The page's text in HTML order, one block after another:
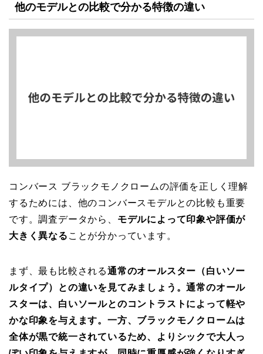
他のモデルとの比較で分かる特徴の違い
コンバース ブラックモノクロームの評価を正しく理解
するためには、他のコンバースモデルとの比較も重要
です。調査データから、 モデルによって印象や評価が
大きく異なる ことが分かっています。
まず、最も比較される通常のオールスター（白いソー
ルタイプ）との違いを見てみましょう。通常のオール
スターは、白いソールとのコントラストによって軽や
かな印象を与えます。一方、ブラックモノクロームは
全体が黒で統一されているため、よりシックで大人っ